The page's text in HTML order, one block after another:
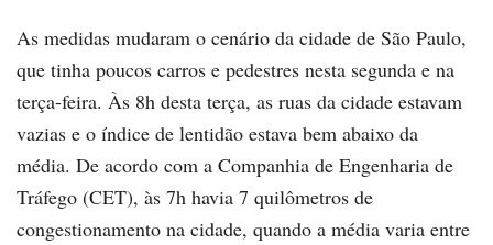
As medidas mudaram o cenário da cidade de São Paulo,
que tinha poucos carros e pedestres nesta segunda e na
terça-feira. Às 8h desta terça, as ruas da cidade estavam
vazias e o índice de lentidão estava bem abaixo da
média. De acordo com a Companhia de Engenharia de
Tráfego (CET), às 7h havia 7 quilômetros de
congestionamento na cidade, quando a média varia entre